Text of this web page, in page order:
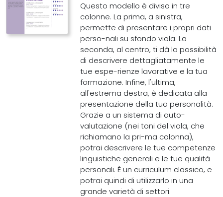
Questo modello è diviso in tre
colonne. La prima, a sinistra,
permette di presentare i propri dati
perso-nali su sfondo viola. La
seconda, al centro, ti dà la possibilità
di descrivere dettagliatamente le
tue espe-rienze lavorative e la tua
formazione. Infine, l'ultima,
all'estrema destra, è dedicata alla
presentazione della tua personalità.
Grazie a un sistema di auto-
valutazione (nei toni del viola, che
richiamano la pri-ma colonna),
potrai descrivere le tue competenze
linguistiche generali e le tue qualità
personali. È un curriculum classico, e
potrai quindi di utilizzarlo in una
grande varietà di settori.